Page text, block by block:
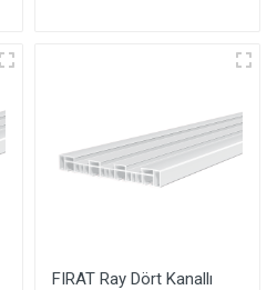
FIRAT Ray Dört Kanallı